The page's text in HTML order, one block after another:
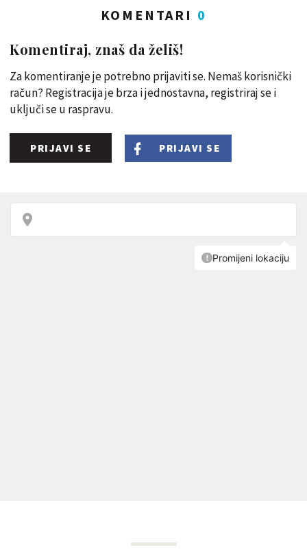
KOMENTARI 0
Komentiraj, znaš da želiš!
Za komentiranje je potrebno prijaviti se. Nemaš korisnički
račun? Registracija je brza i jednostavna, registriraj se i
uključi se u raspravu.
PRIJAVI SE PRIJAVI SE